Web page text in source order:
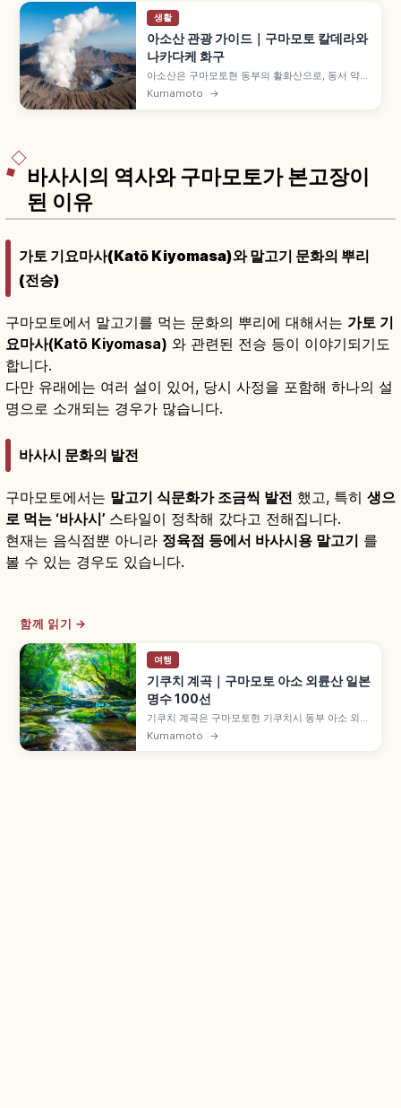
생활
아소산 관광 가이드｜구마모토 칼데라와
나카다케 화구
아소산은 구마모토현 동부의 활화산으로, 동서 약
18km·남북 약 25km·둘레 약 128km의 세계 최대
Kumamoto →
바사시의 역사와 구마모토가 본고장이
된 이유
가토 기요마사(Katō Kiyomasa)와 말고기 문화의 뿌리
(전승)
구마모토에서 말고기를 먹는 문화의 뿌리에 대해서는 가토 기
요마사(Katō Kiyomasa) 와 관련된 전승 등이 이야기되기도
합니다.
다만 유래에는 여러 설이 있어, 당시 사정을 포함해 하나의 설
명으로 소개되는 경우가 많습니다.
바사시 문화의 발전
구마모토에서는 말고기 식문화가 조금씩 발전 했고, 특히 생으
로 먹는 ‘바사시’ 스타일이 정착해 갔다고 전해집니다.
현재는 음식점뿐 아니라 정육점 등에서 바사시용 말고기 를
볼 수 있는 경우도 있습니다.
함께 읽기 →
여행
기쿠치 계곡｜구마모토 아소 외륜산 일본
명수 100선
기쿠치 계곡은 구마모토현 기쿠치시 동부 아소 외륜
산 북서부 자연휴양림으로, 해발 약 500~800m
Kumamoto →